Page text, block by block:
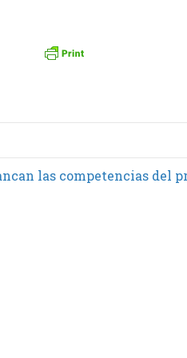
las competencias del